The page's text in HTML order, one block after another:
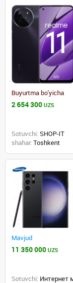
Buyurtma bo'yicha
2 654 300 UZS
Sotuvchi: SHOP-IT
shahar: Toshkent
Mavjud
11 350 000 UZS
Sotuvchi: Интернет